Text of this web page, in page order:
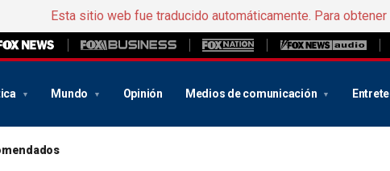
Esta sitio web fue traducido automáticamente. Para
Mundo Opinión Medios de comunicación